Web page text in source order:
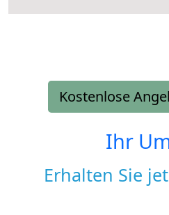
Kostenlose
Ihr
Erhalten Sie